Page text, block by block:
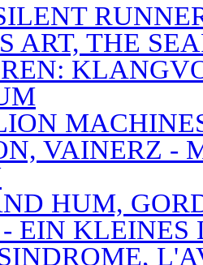
ART, THE
VAINERZ -
HUM,
EIN KLEINES